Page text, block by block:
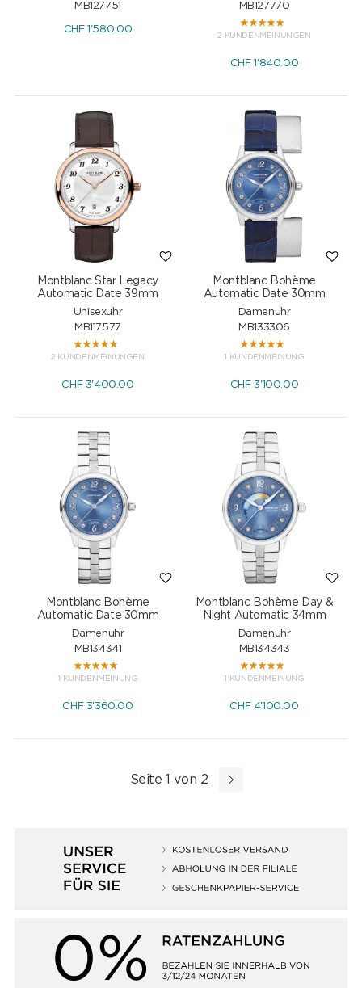
MB127751
CHF 1'580.00
MB127770
2 KUNDENMEINUNGEN
CHF 1'840.00
Montblanc Star Legacy
Automatic Date 39mm
Unisexuhr
MB117577
2 KUNDENMEINUNGEN
CHF 3'400.00
Montblanc Bohème
Automatic Date 30mm
Damenuhr
MB133306
1 KUNDENMEINUNG
CHF 3'100.00
Montblanc Bohème
Automatic Date 30mm
Damenuhr
MB134341
1 KUNDENMEINUNG
CHF 3'360.00
Montblanc Bohème Day &
Night Automatic 34mm
Damenuhr
MB134343
1 KUNDENMEINUNG
CHF 4'100.00
Seite 1 von 2